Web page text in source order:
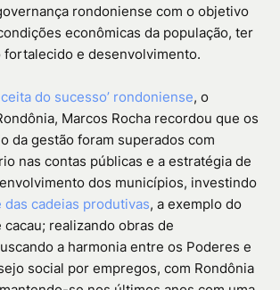
rondoniense com o objetivo
econômicas da população, ter
fortalecido e desenvolvimento.
do sucesso’ rondoniense, o
Marcos Rocha recordou que os
da gestão foram superados com
nas contas públicas e a estratégia de
dos municípios, investindo
cadeias produtivas, a exemplo do
cacau; realizando obras de
a harmonia entre os Poderes e
social por empregos, com Rondônia